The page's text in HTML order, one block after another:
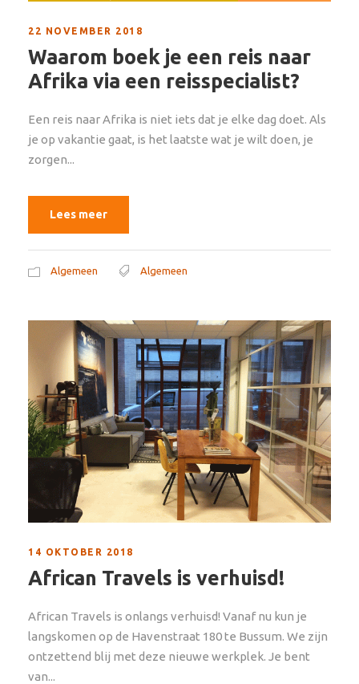
22 NOVEMBER 2018
Waarom boek je een reis naar
Afrika via een reisspecialist?
Een reis naar Afrika is niet iets dat je elke dag doet. Als
je op vakantie gaat, is het laatste wat je wilt doen, je
zorgen...
Lees meer
Algemeen Algemeen
14 OKTOBER 2018
African Travels is verhuisd!
African Travels is onlangs verhuisd! Vanaf nu kun je
langskomen op de Havenstraat 180 te Bussum. We zijn
ontzettend blij met deze nieuwe werkplek. Je bent
van...